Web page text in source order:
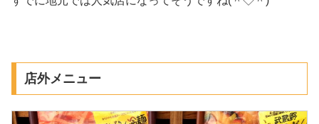
店外メニュー